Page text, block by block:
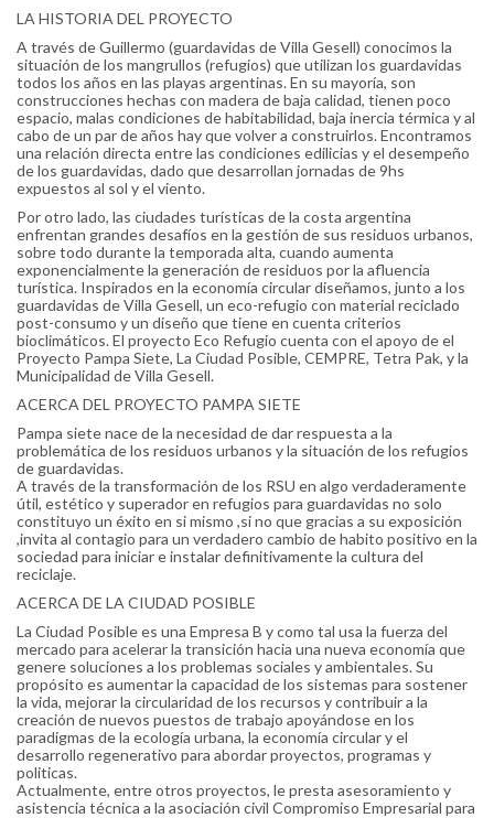
LA HISTORIA DEL PROYECTO
A través de Guillermo (guardavidas de Villa Gesell) conocimos la
situación de los mangrullos (refugios) que utilizan los guardavidas
todos los años en las playas argentinas. En su mayoría, son
construcciones hechas con madera de baja calidad, tienen poco
espacio, malas condiciones de habitabilidad, baja inercia térmica y al
cabo de un par de años hay que volver a construirlos. Encontramos
una relación directa entre las condiciones edilicias y el desempeño
de los guardavidas, dado que desarrollan jornadas de 9hs
expuestos al sol y el viento.
Por otro lado, las ciudades turísticas de la costa argentina
enfrentan grandes desafíos en la gestión de sus residuos urbanos,
sobre todo durante la temporada alta, cuando aumenta
exponencialmente la generación de residuos por la afluencia
turística. Inspirados en la economía circular diseñamos, junto a los
guardavidas de Villa Gesell, un eco-refugio con material reciclado
post-consumo y un diseño que tiene en cuenta criterios
bioclimáticos. El proyecto Eco Refugio cuenta con el apoyo de el
Proyecto Pampa Siete, La Ciudad Posible, CEMPRE, Tetra Pak, y la
Municipalidad de Villa Gesell.
ACERCA DEL PROYECTO PAMPA SIETE
Pampa siete nace de la necesidad de dar respuesta a la
problemática de los residuos urbanos y la situación de los refugios
de guardavidas.
A través de la transformación de los RSU en algo verdaderamente
útil, estético y superador en refugios para guardavidas no solo
constituyo un éxito en si mismo ,si no que gracias a su exposición
,invita al contagio para un verdadero cambio de habito positivo en la
sociedad para iniciar e instalar definitivamente la cultura del
reciclaje.
ACERCA DE LA CIUDAD POSIBLE
La Ciudad Posible es una Empresa B y como tal usa la fuerza del
mercado para acelerar la transición hacia una nueva economía que
genere soluciones a los problemas sociales y ambientales. Su
propósito es aumentar la capacidad de los sistemas para sostener
la vida, mejorar la circularidad de los recursos y contribuir a la
creación de nuevos puestos de trabajo apoyándose en los
paradigmas de la ecología urbana, la economía circular y el
desarrollo regenerativo para abordar proyectos, programas y
politicas.
Actualmente, entre otros proyectos, le presta asesoramiento y
asistencia técnica a la asociación civil Compromiso Empresarial para